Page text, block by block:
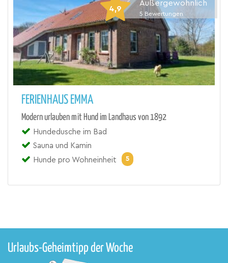
4,9
Außergewöhnlich
5 Bewertungen
FERIENHAUS EMMA
Modern urlauben mit Hund im Landhaus von 1892
Hundedusche im Bad
Sauna und Kamin
Hunde pro Wohneinheit
5
Urlaubs-Geheimtipp der Woche